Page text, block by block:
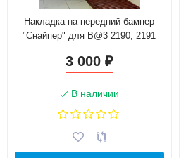
Накладка на передний бампер
"Снайпер" для B@3 2190, 2191
3 000 ₽
В наличии